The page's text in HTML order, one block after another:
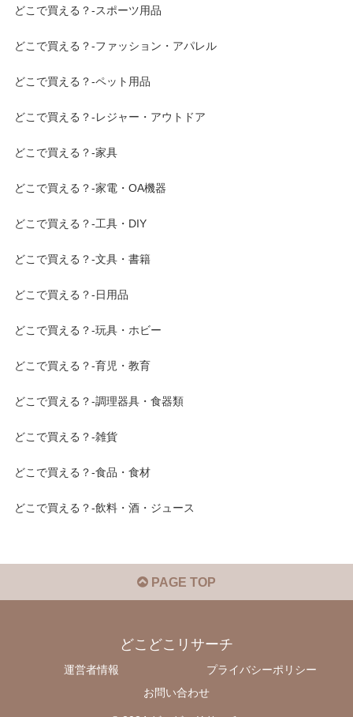
どこで買える？-スポーツ用品
どこで買える？-ファッション・アパレル
どこで買える？-ペット用品
どこで買える？-レジャー・アウトドア
どこで買える？-家具
どこで買える？-家電・OA機器
どこで買える？-工具・DIY
どこで買える？-文具・書籍
どこで買える？-日用品
どこで買える？-玩具・ホビー
どこで買える？-育児・教育
どこで買える？-調理器具・食器類
どこで買える？-雑貨
どこで買える？-食品・食材
どこで買える？-飲料・酒・ジュース
PAGE TOP
どこどこリサーチ
運営者情報
プライバシーポリシー
お問い合わせ